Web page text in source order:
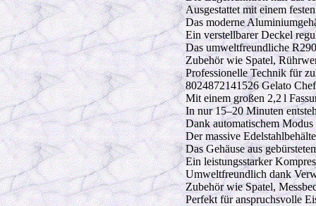
Ausgestattet mit einem
Das moderne
Ein verstellbarer Deckel
Das umweltfreundliche
Zubehör wie Spatel,
Professionelle Technik für
8024872141526 Gelato
Mit einem großen 2,2 l
In nur 15–20 Minuten
Dank automatischem
Der massive
Das Gehäuse aus
Ein leistungsstarker
Umweltfreundlich dank
Zubehör wie Spatel,
Perfekt für anspruchsvolle